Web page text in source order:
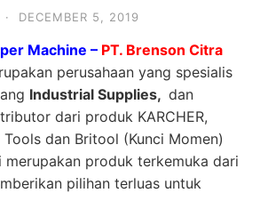
· DECEMBER 5, 2019
Machine – PT. Brenson Citra
perusahaan yang spesialis
Industrial Supplies, dan
dari produk KARCHER,
Tools dan Britool (Kunci Momen)
merupakan produk terkemuka dari
pilihan terluas untuk